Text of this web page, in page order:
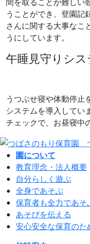
うことができ、登園記
さんに関する大事なこ
うにしています。
午睡見守りシス
うつぶせ寝や体動停止
システムを導入してい
チェックで、お昼寝中
園について
教育理念・法人概要
自分らしく遊ぶ
全身であそぶ
保育者も全力であそ
あそびを伝える
安心安全な保育のた